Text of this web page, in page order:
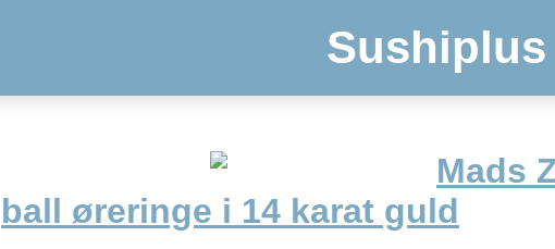
Sushiplus
Mads
ball øreringe i 14 karat guld